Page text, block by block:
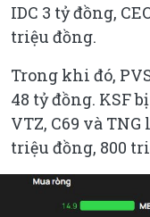
IDC 3 tỷ đồng,
triệu đồng.
Trong khi đó,
48 tỷ đồng. KSF
VTZ, C69 và
triệu đồng, 800